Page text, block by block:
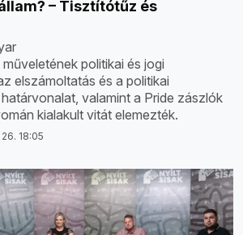
– Tisztítótűz és
politikai és jogi
elszámoltatás és a politikai
valamint a Pride zászlók
kialakult vitát elemezték.
18:05